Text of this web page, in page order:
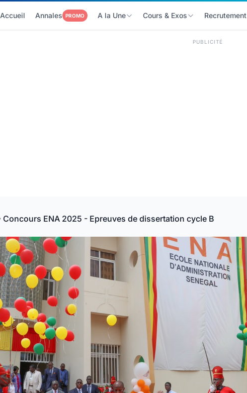
Accueil Annales PROMO A la Une Cours & Exos Recrutement
PUBLICITÉ
Concours ENA 2025 - Epreuves de dissertation cycle B